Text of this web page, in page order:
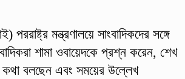
মন্ত্রণালয়ে সাংবাদিকদের সঙ্গে
শামা ওবায়েদকে প্রশ্ন করেন, শেখ
কথা বলছেন এবং সময়ের উল্লেখ